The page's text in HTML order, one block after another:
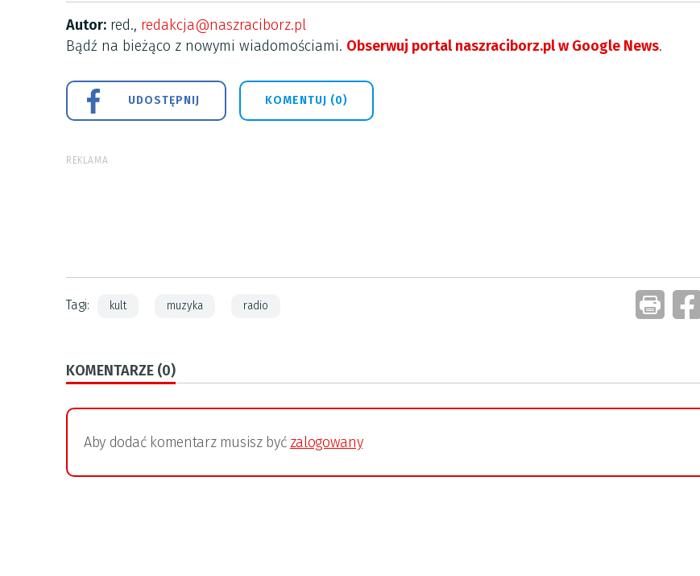
Autor: red., redakcja@naszraciborz.pl
Bądź na bieżąco z nowymi wiadomościami. Obserwuj portal naszraciborz.pl w Google News.
UDOSTĘPNIJ KOMENTUJ (0)
REKLAMA
Tagi: kult muzyka radio
KOMENTARZE (0)
Aby dodać komentarz musisz być zalogowany